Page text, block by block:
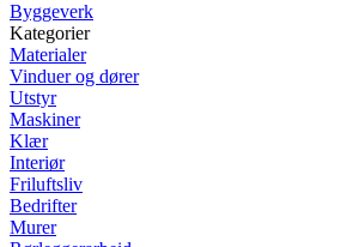
Byggeverk
Kategorier
Materialer
Vinduer og dører
Utstyr
Maskiner
Klær
Interiør
Friluftsliv
Bedrifter
Murer